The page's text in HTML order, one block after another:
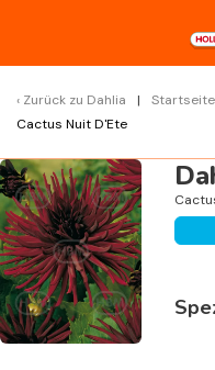
Zurück zu Dahlia Startseite
Cactus Nuit D'Ete